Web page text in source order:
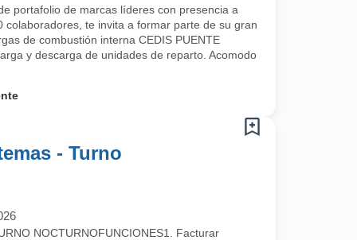
portafolio de marcas líderes con presencia a
colaboradores, te invita a formar parte de su gran
de combustión interna CEDIS PUENTE
y descarga de unidades de reparto. Acomodo
- Turno
NOCTURNOFUNCIONES1. Facturar